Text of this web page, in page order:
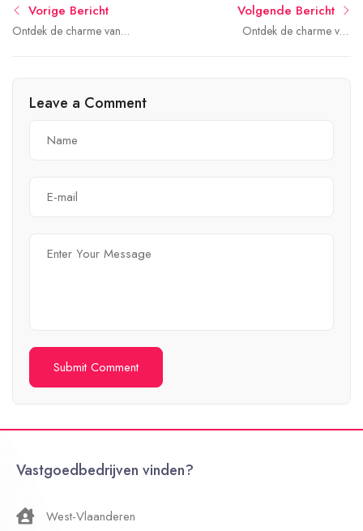
Vorige Bericht
Ontdek de charme van
Volgende Bericht
Ontdek de charme van
Leave a Comment
Vastgoedbedrijven vinden?
West-Vlaanderen